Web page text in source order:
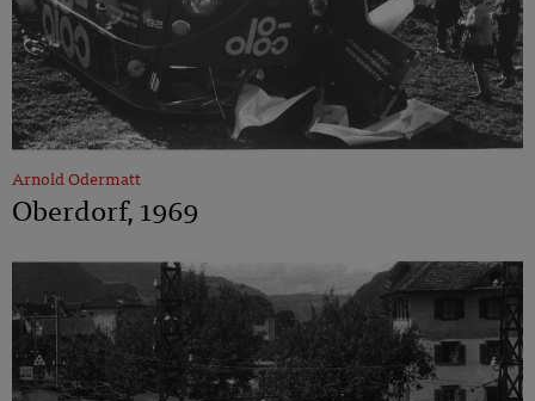
Arnold Odermatt
Oberdorf, 1969